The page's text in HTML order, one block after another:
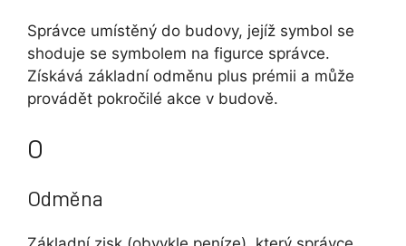
Správce umístěný do budovy, jejíž symbol se
shoduje se symbolem na figurce správce.
Získává základní odměnu plus prémii a může
provádět pokročilé akce v budově.
O
Odměna